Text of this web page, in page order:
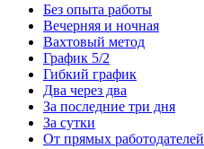
Без опыта работы
Вечерняя и ночная
Вахтовый метод
График 5/2
Гибкий график
Два через два
За последние три дня
За сутки
От прямых работодателей